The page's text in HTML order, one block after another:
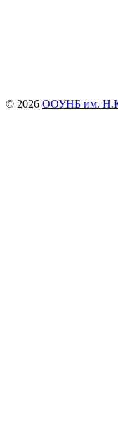
© 2026 ООУНБ им.